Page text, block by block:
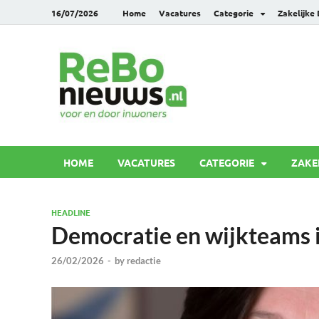
16/07/2026 Home Vacatures Categorie Zakelijke
HOME VACATURES CATEGORIE
HEADLINE
Democratie en wijkteams
26/02/2026 - by redactie